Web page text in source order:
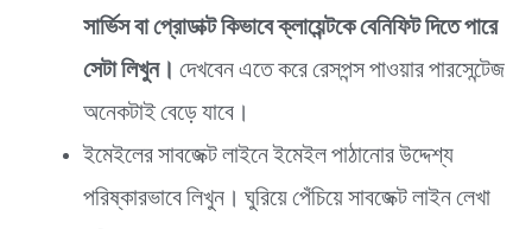
সার্ভিস বা প্রোডাক্ট কিভাবে ক্লায়েন্টকে বেনিফিট দিতে পারে
সেটা লিখুন। দেখবেন এতে করে রেসপন্স পাওয়ার পারসেন্টেজ
অনেকটাই বেড়ে যাবে।
ইমেইলের সাবজেক্ট লাইনে ইমেইল পাঠানোর উদ্দেশ্য
পরিষ্কারভাবে লিখুন। ঘুরিয়ে পেঁচিয়ে সাবজেক্ট লাইন লেখা